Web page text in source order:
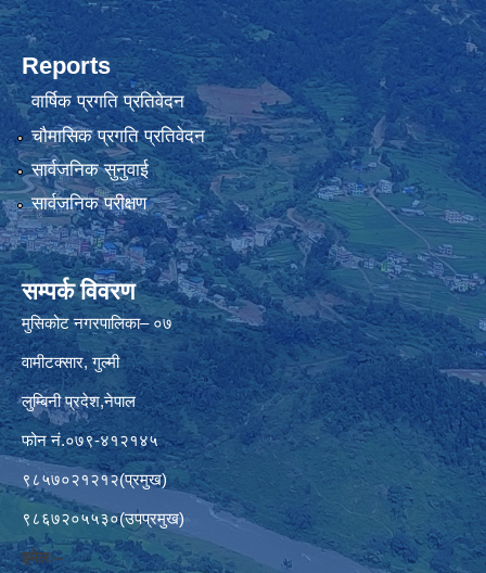
Reports
वार्षिक प्रगति प्रतिवेदन
चौमासिक प्रगति प्रतिवेदन
सार्वजनिक सुनुवाई
सार्वजनिक परीक्षण
सम्पर्क विवरण
मुसिकोट नगरपालिका– ०७
वामीटक्सार, गुल्मी
लुम्बिनी प्रदेश,नेपाल
फोन नं.०७९-४१२१४५
९८५७०२१२१२(प्रमुख)
९८६७२०५५३०(उपप्रमुख)
इमेलः–